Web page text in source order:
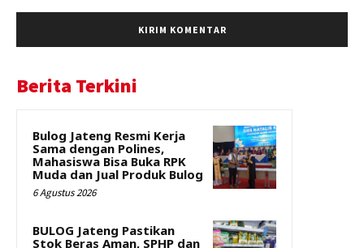
Berita Terkini
Bulog Jateng Resmi Kerja
Sama dengan Polines,
Mahasiswa Bisa Buka RPK
Muda dan Jual Produk Bulog
6 Agustus 2026
BULOG Jateng Pastikan
Stok Beras Aman, SPHP dan